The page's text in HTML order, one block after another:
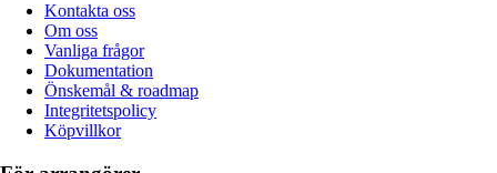
Kontakta oss
Om oss
Vanliga frågor
Dokumentation
Önskemål & roadmap
Integritetspolicy
Köpvillkor